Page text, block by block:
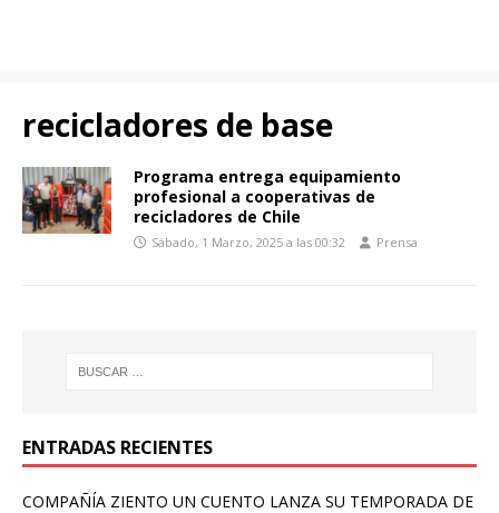
recicladores de base
Programa entrega equipamiento
profesional a cooperativas de
recicladores de Chile
Sábado, 1 Marzo, 2025 a las 00:32 Prensa
ENTRADAS RECIENTES
COMPAÑÍA ZIENTO UN CUENTO LANZA SU TEMPORADA DE